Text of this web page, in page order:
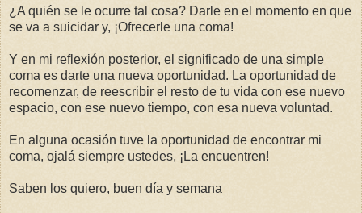
¿A quién se le ocurre tal cosa? Darle en el momento en que
se va a suicidar y, ¡Ofrecerle una coma!
Y en mi reflexión posterior, el significado de una simple
coma es darte una nueva oportunidad. La oportunidad de
recomenzar, de reescribir el resto de tu vida con ese nuevo
espacio, con ese nuevo tiempo, con esa nueva voluntad.
En alguna ocasión tuve la oportunidad de encontrar mi
coma, ojalá siempre ustedes, ¡La encuentren!
Saben los quiero, buen día y semana